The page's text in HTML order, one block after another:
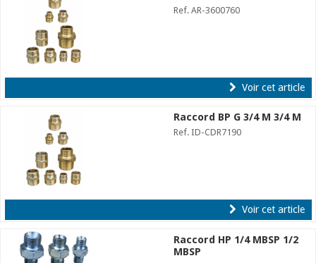
Ref. AR-3600760
Voir cet article
Raccord BP G 3/4 M 3/4 M
Ref. ID-CDR7190
Voir cet article
Raccord HP 1/4 MBSP 1/2
MBSP